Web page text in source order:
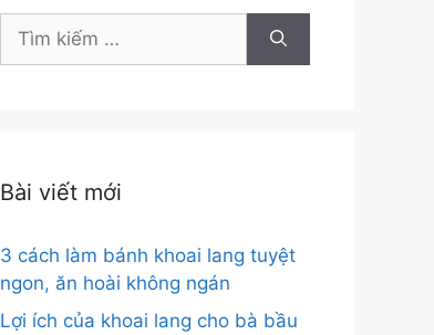
Tìm
Bài viết mới
3 cách làm bánh khoai lang tuyệt
ngon, ăn hoài không ngán
Lợi ích của khoai lang cho bà bầu